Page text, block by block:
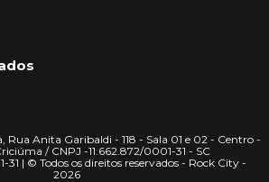
Rua Anita Garibaldi - 118 - Sala 01 e 02 - Centro -
/ CNPJ -11.662.872/0001-31 - SC
31 | © Todos os direitos reservados - Rock City -
2026